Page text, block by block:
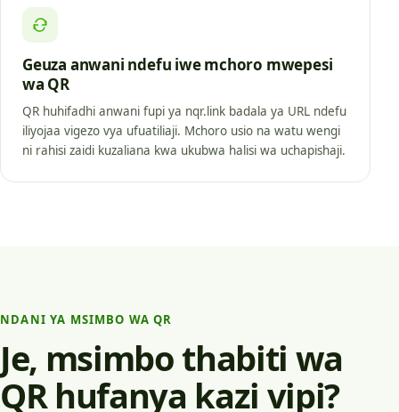
Geuza anwani ndefu iwe mchoro mwepesi
wa QR
QR huhifadhi anwani fupi ya nqr.link badala ya URL ndefu
iliyojaa vigezo vya ufuatiliaji. Mchoro usio na watu wengi
ni rahisi zaidi kuzaliana kwa ukubwa halisi wa uchapishaji.
NDANI YA MSIMBO WA QR
Je, msimbo thabiti wa
QR hufanya kazi vipi?